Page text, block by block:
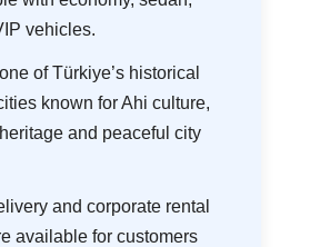
vehicles.
of Türkiye’s historical
known for Ahi culture,
and peaceful city
and corporate rental
available for customers